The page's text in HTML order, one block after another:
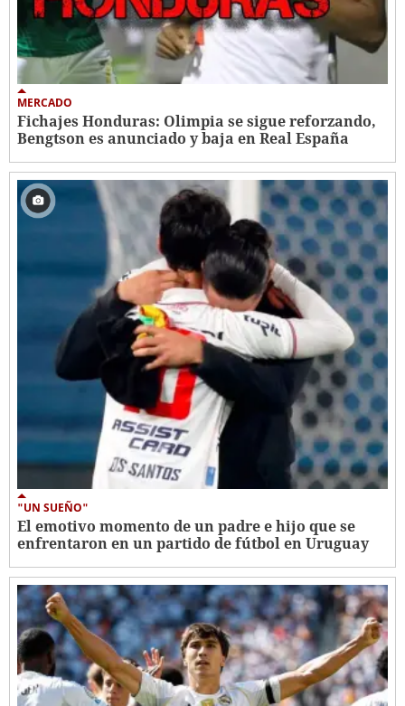
MERCADO
Fichajes Honduras: Olimpia se sigue reforzando,
Bengtson es anunciado y baja en Real España
"UN SUEÑO"
El emotivo momento de un padre e hijo que se
enfrentaron en un partido de fútbol en Uruguay